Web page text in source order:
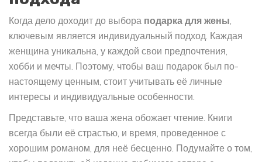
Когда дело доходит до выбора подарка для жены,
ключевым является индивидуальный подход. Каждая
женщина уникальна, у каждой свои предпочтения,
хобби и мечты. Поэтому, чтобы ваш подарок был по-
настоящему ценным, стоит учитывать её личные
интересы и индивидуальные особенности.
Представьте, что ваша жена обожает чтение. Книги
всегда были её страстью, и время, проведенное с
хорошим романом, для неё бесценно. Подумайте о том,